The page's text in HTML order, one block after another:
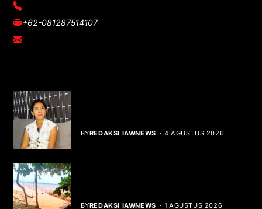
(021) 3908026
+62-081287514107
adm@iawnews.com
BYREDAKSI IAWNEWS 4 AGUSTUS 2026
BYREDAKSI IAWNEWS 1 AGUSTUS 2026